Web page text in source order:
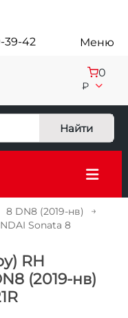
39-42 Меню
0
₽
Найти
8 DN8 (2019-нв)
Sonata 8
RH
(2019-нв)